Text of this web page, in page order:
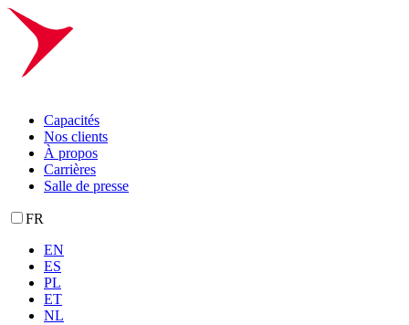
Capacités
Nos clients
À propos
Carrières
Salle de presse
FR
EN
ES
PL
ET
NL